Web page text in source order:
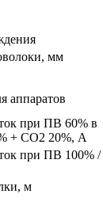
мм
аппаратов
при ПВ 60% в
+ CO2 20%, А
при ПВ 100% /
м